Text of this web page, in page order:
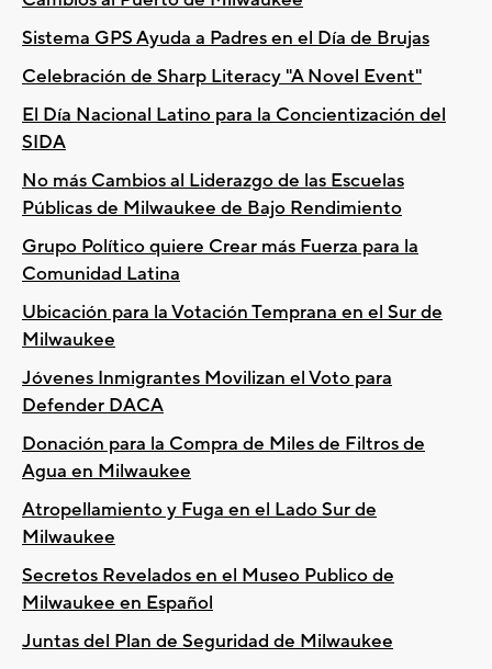
Sistema GPS Ayuda a Padres en el Día de Brujas
Celebración de Sharp Literacy "A Novel Event"
El Día Nacional Latino para la Concientización del
SIDA
No más Cambios al Liderazgo de las Escuelas
Públicas de Milwaukee de Bajo Rendimiento
Grupo Político quiere Crear más Fuerza para la
Comunidad Latina
Ubicación para la Votación Temprana en el Sur de
Milwaukee
Jóvenes Inmigrantes Movilizan el Voto para
Defender DACA
Donación para la Compra de Miles de Filtros de
Agua en Milwaukee
Atropellamiento y Fuga en el Lado Sur de
Milwaukee
Secretos Revelados en el Museo Publico de
Milwaukee en Español
Juntas del Plan de Seguridad de Milwaukee